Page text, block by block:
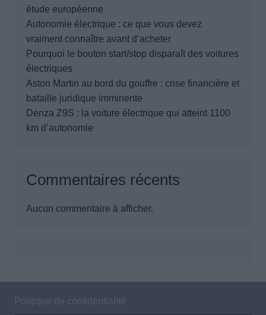
étude européenne
Autonomie électrique : ce que vous devez
vraiment connaître avant d’acheter
Pourquoi le bouton start/stop disparaît des voitures
électriques
Aston Martin au bord du gouffre : crise financière et
bataille juridique imminente
Denza Z9S : la voiture électrique qui atteint 1100
km d’autonomie
Commentaires récents
Aucun commentaire à afficher.
Politique de confidentialité